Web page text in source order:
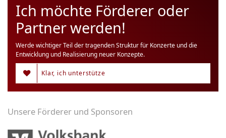
Ich möchte Förderer oder
Partner werden!
Werde wichtiger Teil der tragenden Struktur für Konzerte und die
Entwicklung und Realisierung neuer Konzepte.
Klar, ich unterstütze
Unsere Förderer und Sponsoren